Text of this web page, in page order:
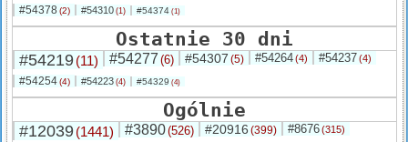
#54378 (2) #54310 (1) #54374 (1)
Ostatnie 30 dni
#54219(11) #54277 (6) #54307 (5) #54264(4) #54237(4)
#54254(4) #54223 (4) #54329 (4)
Ogólnie
#12039(1441) #3890(526) #20916 (399) #8676(315)